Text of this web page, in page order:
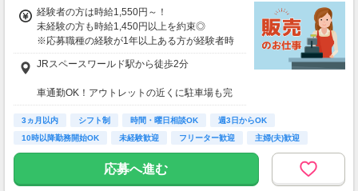
経験者の方は時給1,550円～！
未経験の方も時給1,450円以上を約束◎
※応募職種の経験が1年以上ある方が経験者時
給となります。
◆日給例：11,600～12,400円（8時間勤務）
日出勤）
=============================
【 前払い制度あり 】
6割のスタッフが利用中！働いた給料の一部を
JRスペースワールド駅から徒歩2分
車通勤OK！アウトレットの近くに駐車場も完
備！
ガソリン代も支給します☆
3ヵ月以内 シフト制 時間・曜日相談OK
週3日からOK
10時以降勤務開始OK
未経験歓迎 フリーター歓迎
主婦(夫)歓迎
経験者歓迎
応募へ進む